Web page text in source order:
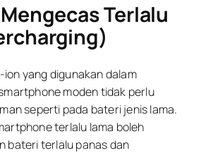
Terlalu
yang digunakan dalam
moden tidak perlu
seperti pada bateri jenis lama.
terlalu lama boleh
bateri terlalu panas dan